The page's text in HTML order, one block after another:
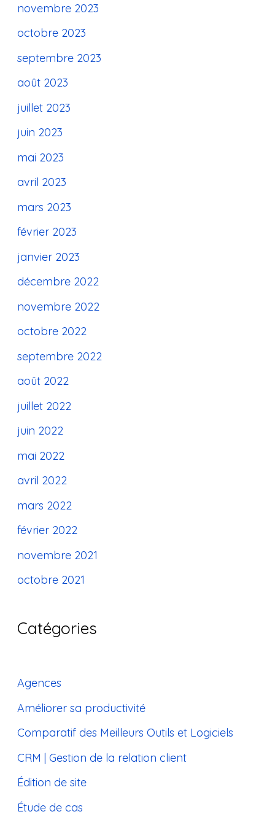
novembre 2023
octobre 2023
septembre 2023
août 2023
juillet 2023
juin 2023
mai 2023
avril 2023
mars 2023
février 2023
janvier 2023
décembre 2022
novembre 2022
octobre 2022
septembre 2022
août 2022
juillet 2022
juin 2022
mai 2022
avril 2022
mars 2022
février 2022
novembre 2021
octobre 2021
Catégories
Agences
Améliorer sa productivité
Comparatif des Meilleurs Outils et Logiciels
CRM | Gestion de la relation client
Édition de site
Étude de cas